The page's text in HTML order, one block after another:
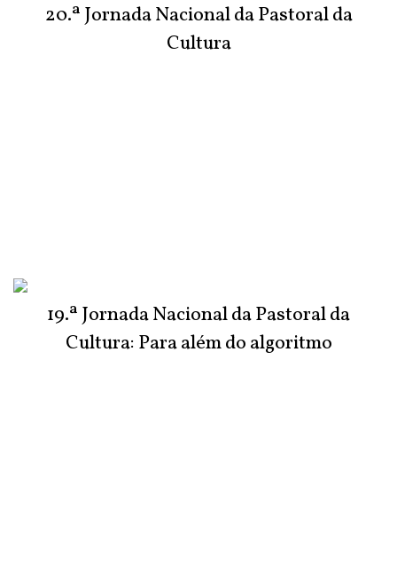
20.ª Jornada Nacional da Pastoral da
Cultura
19.ª Jornada Nacional da Pastoral da
Cultura: Para além do algoritmo